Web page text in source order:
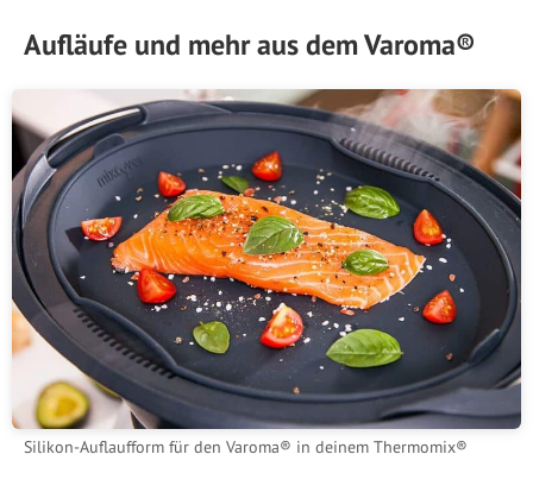
Aufläufe und mehr aus dem Varoma®
Silikon-Auflaufform für den Varoma® in deinem Thermomix®